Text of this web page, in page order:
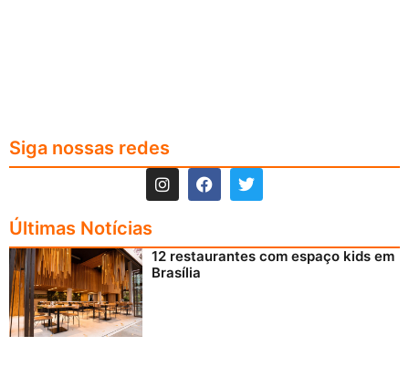
Siga nossas redes
Últimas Notícias
12 restaurantes com espaço kids em
Brasília